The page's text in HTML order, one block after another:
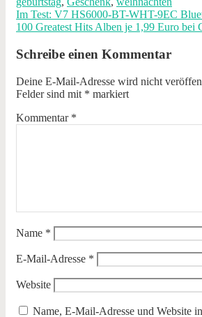
Im Test: V7 HS6000-BT-WHT-9EC
100 Greatest Hits Alben je 1,99 Euro bei
Schreibe einen Kommentar
Deine E-Mail-Adresse wird nicht
Felder sind mit * markiert
Kommentar *
Name *
E-Mail-Adresse *
Website
Name, E-Mail-Adresse und Website